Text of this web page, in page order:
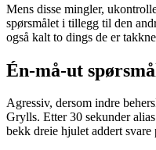
Mens disse mingler,
spørsmålet i tillegg til den
også kalt to dings de er
Én-må-ut
Agressiv, dersom indre
Grylls. Etter 30 sekunder
bekk dreie hjulet addert svare